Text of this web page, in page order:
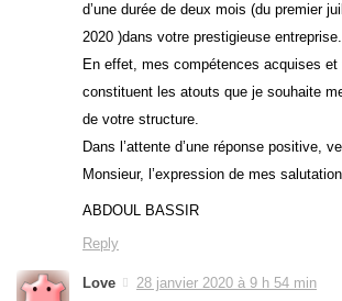
d’une durée de deux mois (du premier
2020 )dans votre prestigieuse entreprise.
En effet, mes compétences acquises
constituent les atouts que je souhaite
de votre structure.
Dans l’attente d’une réponse positive,
Monsieur, l’expression de mes
ABDOUL BASSIR
Reply
Love
28 janvier 2020 à 9 h 54 min